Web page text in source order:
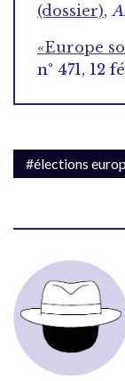
(dossier),
«Europe
n° 471, 12
#élections